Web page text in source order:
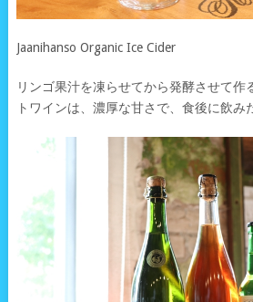
Jaanihanso Organic Ice Cider
リンゴ果汁を凍らせてから発酵させて作
トワインは、濃厚な甘さで、食後に飲み